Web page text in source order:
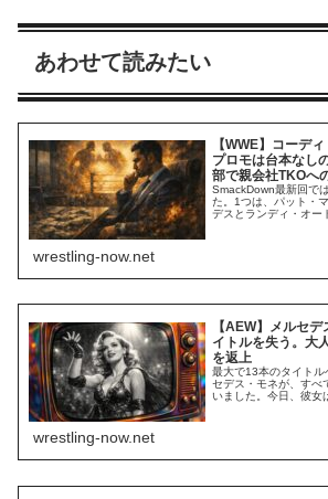
あわせて読みたい
【WWE】コーデ
プロモは台本なし
部で親会社TKOへ
SmackDown最新回で
た。1つは、パット・
デスとランディ・オー
どの責任がコーディ
道によれば、彼の起
wrestling-now.net
【AEW】メルセ
イトルを失う。大
を返上
最大で13本のタイト
セデス・モネが、すべ
いました。今日、彼女
アの団体が、彼女を
できず、他団体との
wrestling-now.net